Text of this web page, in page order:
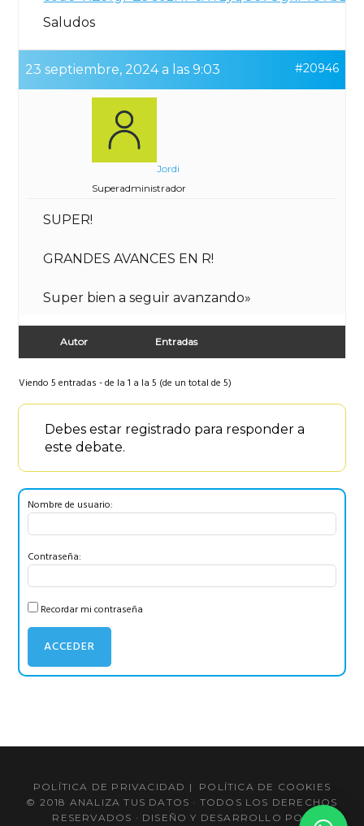
Saludos
23 septiembre, 2024 a las 9:03 #20946
Jordi
Superadministrador
SUPER!
GRANDES AVANCES EN R!
Super bien a seguir avanzando»
Autor Entradas
Viendo 5 entradas - de la 1 a la 5 (de un total de 5)
Debes estar registrado para responder a
este debate.
Nombre de usuario:
Contraseña:
Recordar mi contraseña
ACCEDER
principal
POLÍTICA DE PRIVACIDAD | POLÍTICA DE COOKIES
© 2018 ANALIZA TUS DATOS · TODOS LOS DERECHOS
RESERVADOS · DISEÑO Y DESARROLLO POR